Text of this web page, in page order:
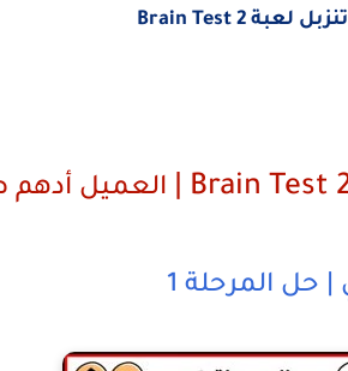
تنزبل لعبة Brain Test 2
العميل